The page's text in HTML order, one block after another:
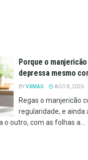
Porque o
depressa mesmo
BYVXMAG AGO 8, 2026
Regas o manjericão
regularidade, e ainda
outro, com as folhas a...